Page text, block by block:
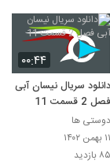
۰۰:۴۴
دانلود سریال نیسان آبی
فصل 2 قسمت 11
دوستی ها
۱۱ بهمن ۱۴۰۲
۸۵ بازدید